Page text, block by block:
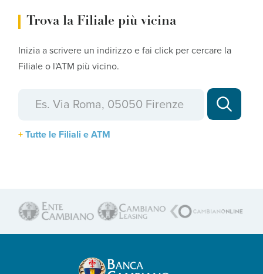
Trova la Filiale più vicina
Inizia a scrivere un indirizzo e fai click per cercare la
Filiale o l'ATM più vicino.
Tutte le Filiali e ATM